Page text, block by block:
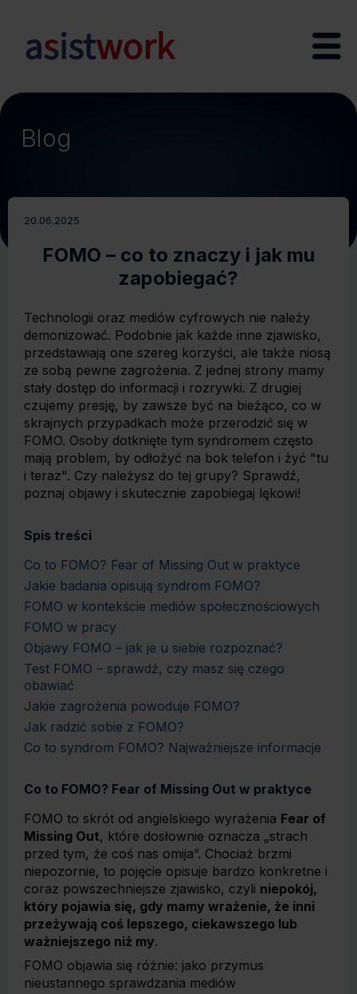
Blog
20.06.2025
FOMO – co to znaczy i jak mu
zapobiegać?
Technologii oraz mediów cyfrowych nie należy
demonizować. Podobnie jak każde inne zjawisko,
przedstawiają one szereg korzyści, ale także niosą
ze sobą pewne zagrożenia. Z jednej strony mamy
stały dostęp do informacji i rozrywki. Z drugiej
czujemy presję, by zawsze być na bieżąco, co w
skrajnych przypadkach może przerodzić się w
FOMO. Osoby dotknięte tym syndromem często
mają problem, by odłożyć na bok telefon i żyć "tu
i teraz". Czy należysz do tej grupy? Sprawdź,
poznaj objawy i skutecznie zapobiegaj lękowi!
Spis treści
Co to FOMO? Fear of Missing Out w praktyce
Jakie badania opisują syndrom FOMO?
FOMO w kontekście mediów społecznościowych
FOMO w pracy
Objawy FOMO – jak je u siebie rozpoznać?
Test FOMO – sprawdź, czy masz się czego
obawiać
Jakie zagrożenia powoduje FOMO?
Jak radzić sobie z FOMO?
Co to syndrom FOMO? Najważniejsze informacje
Co to FOMO? Fear of Missing Out w praktyce
FOMO to skrót od angielskiego wyrażenia Fear of
Missing Out, które dosłownie oznacza „strach
przed tym, że coś nas omija”. Chociaż brzmi
niepozornie, to pojęcie opisuje bardzo konkretne i
coraz powszechniejsze zjawisko, czyli niepokój,
który pojawia się, gdy mamy wrażenie, że inni
przeżywają coś lepszego, ciekawszego lub
ważniejszego niż my.
FOMO objawia się różnie: jako przymus
nieustannego sprawdzania mediów